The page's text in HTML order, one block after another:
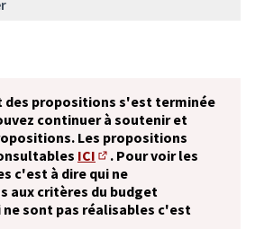
des propositions s'est terminée
continuer à soutenir et
Les propositions
ICI
(S'ouvre dans un nouvel
. Pour voir les
c'est à dire qui ne
aux critères du budget
sont pas réalisables c'est